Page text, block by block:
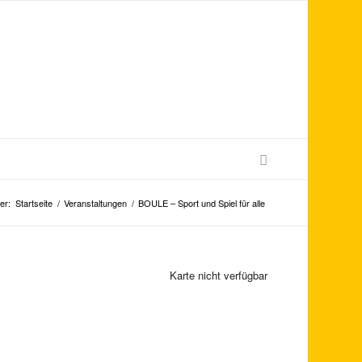
Startseite / Veranstaltungen / BOULE – Sport und Spiel für alle
Karte nicht verfügbar